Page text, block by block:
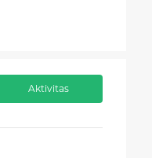
Aktivitas